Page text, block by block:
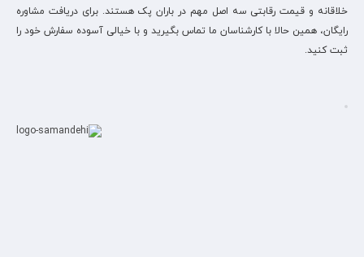
خلاقانه و قیمت رقابتی سه اصل مهم در باران پک هستند. برای دریافت مشاوره
رایگان، همین حالا با کارشناسان ما تماس بگیرید و با خیالی آسوده سفارش خود را
ثبت کنید.